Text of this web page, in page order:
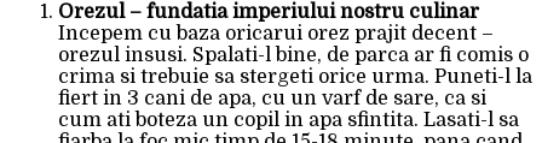
Orezul – fundatia imperiului nostru culinar
Incepem cu baza oricarui orez prajit decent –
orezul insusi. Spalati-l bine, de parca ar fi comis o
crima si trebuie sa stergeti orice urma. Puneti-l la
fiert in 3 cani de apa, cu un varf de sare, ca si
cum ati boteza un copil in apa sfintita. Lasati-l sa